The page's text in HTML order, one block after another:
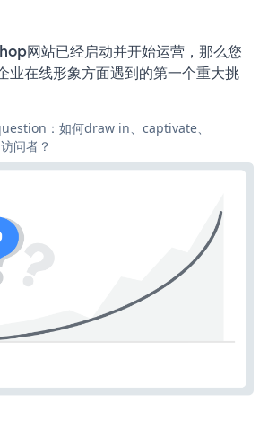
网站已经启动并开始运营，那么您
业在线形象方面遇到的第一个重大挑
：如何draw in、captivate、
问者？